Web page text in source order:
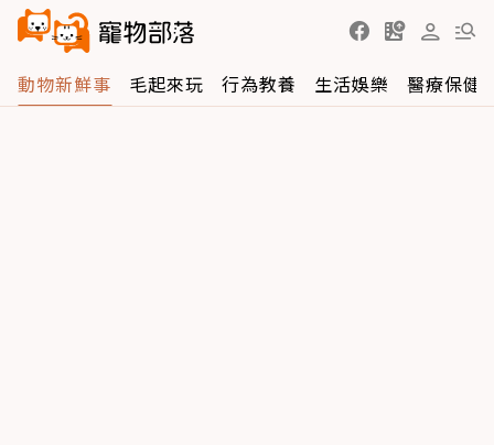
動物新鮮事 毛起來玩 行為教養 生活娛樂 醫療保健